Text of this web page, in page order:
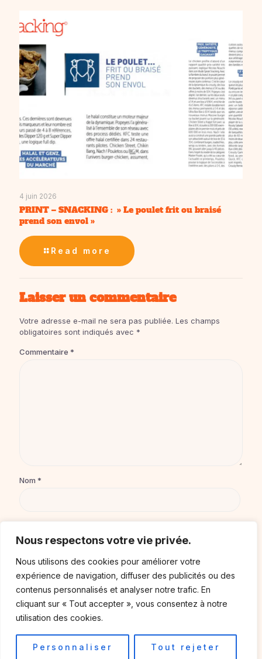
Nous respectons votre vie privée.
Nous utilisons des cookies pour améliorer votre
expérience de navigation, diffuser des publicités ou des
contenus personnalisés et analyser notre trafic. En
cliquant sur « Tout accepter », vous consentez à notre
utilisation des cookies.
Personnaliser Tout rejeter
4 juin 2026
PRINT – SNACKING : » Le poulet frit ou braisé
prend son envol »
Read more
Laisser un commentaire
Votre adresse e-mail ne sera pas publiée. Les champs
obligatoires sont indiqués avec *
Commentaire *
Nom *
Site web
Enregistrer mon nom, mon e-mail et mon site dans le